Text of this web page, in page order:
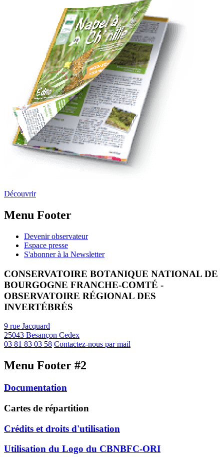
Découvrir
Menu Footer
Devenir observateur
Espace presse
S'abonner à la Newsletter
CONSERVATOIRE BOTANIQUE NATIONAL DE
BOURGOGNE FRANCHE-COMTÉ -
OBSERVATOIRE RÉGIONAL DES
INVERTÉBRÉS
9 rue Jacquard
25043 Besançon Cedex
03 81 83 03 58 Contactez-nous par mail
Menu Footer #2
Documentation
Cartes de répartition
Crédits et droits d'utilisation
Utilisation du Logo du CBNBFC-ORI